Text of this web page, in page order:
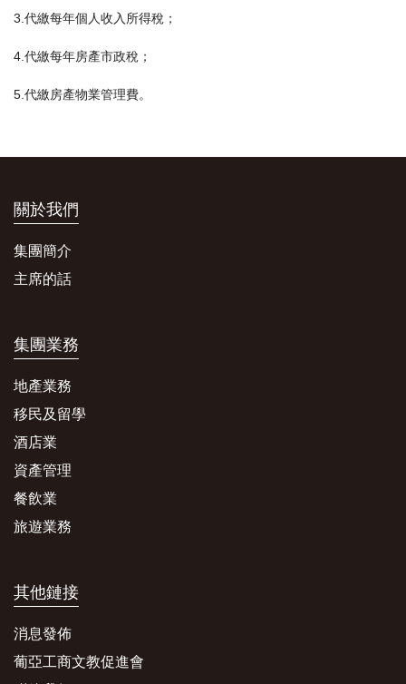
3.代繳每年個人收入所得稅；
4.代繳每年房產市政稅；
5.代繳房產物業管理費。
關於我們
集團簡介
主席的話
集團業務
地產業務
移民及留學
酒店業
資產管理
餐飲業
旅遊業務
其他鏈接
消息發佈
葡亞工商文教促進會